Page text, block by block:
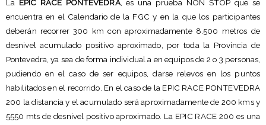
La EPIC RACE PONTEVEDRA, es una prueba NON STOP que se
encuentra en el Calendario de la FGC y en la que los participantes
deberán recorrer 300 km con aproximadamente 8.500 metros de
desnivel acumulado positivo aproximado, por toda la Provincia de
Pontevedra, ya sea de forma individual a en equipos de 2 o 3 personas,
pudiendo en el caso de ser equipos, darse relevos en los puntos
habilitados en el recorrido. En el caso de la EPIC RACE PONTEVEDRA
200 la distancia y el acumulado será aproximadamente de 200 kms y
5550 mts de desnivel positivo aproximado. La EPIC RACE 200 es una